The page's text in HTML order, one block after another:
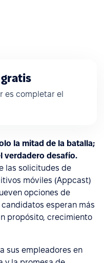
es completar el
la mitad de la batalla;
verdadero desafío.
las solicitudes de
móviles (Appcast)
opciones de
candidatos esperan más
propósito, crecimiento
sus empleadores en